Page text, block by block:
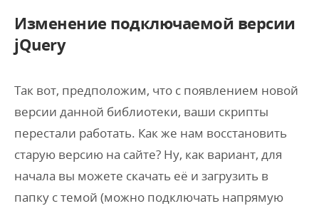
Изменение подключаемой версии
jQuery
Так вот, предположим, что с появлением новой
версии данной библиотеки, ваши скрипты
перестали работать. Как же нам восстановить
старую версию на сайте? Ну, как вариант, для
начала вы можете скачать её и загрузить в
папку с темой (можно подключать напрямую